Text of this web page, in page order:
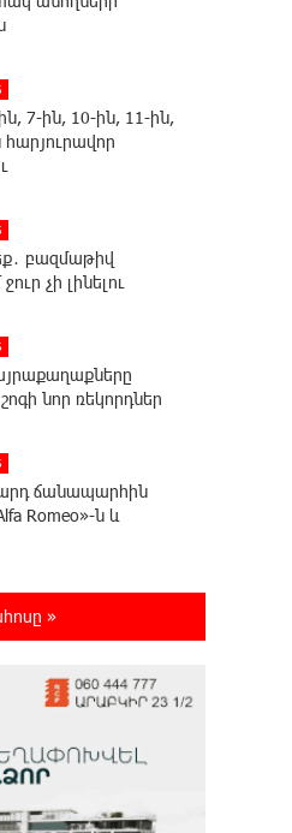
7-ին, 10-ին, 11-ին,
հարյուրավոր
բազմաթիվ
չի լինելու
նոր ռեկորդներ
ճանապարհին
Romeo»-ն և
առաջ գոնե
մի իրավիճակ,
լիքն են
հներին
»